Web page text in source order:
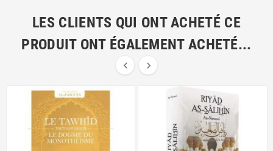
LES CLIENTS QUI ONT ACHETÉ CE
PRODUIT ONT ÉGALEMENT ACHETÉ...
 